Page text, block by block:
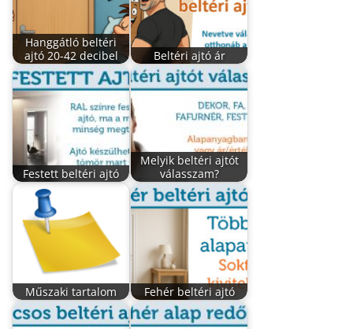
Hanggátló beltéri
ajtó 20-42 decibel
Beltéri ajtó ár
Festett beltéri ajtó
Melyik beltéri ajtót
válasszam?
Műszaki tartalom Fehér beltéri ajtó